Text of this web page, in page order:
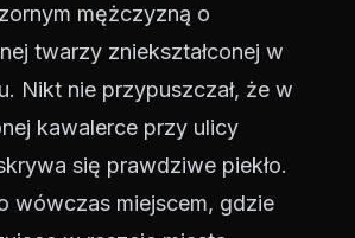
mężczyzną o
twarzy zniekształconej w
Nikt nie przypuszczał, że w
kawalerce przy ulicy
się prawdziwe piekło.
wówczas miejscem, gdzie